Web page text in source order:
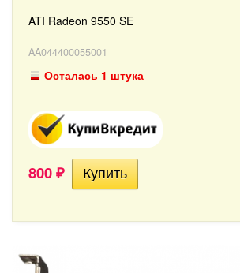
ATI Radeon 9550 SE
AA044400055001
Осталась 1 штука
800 ₽